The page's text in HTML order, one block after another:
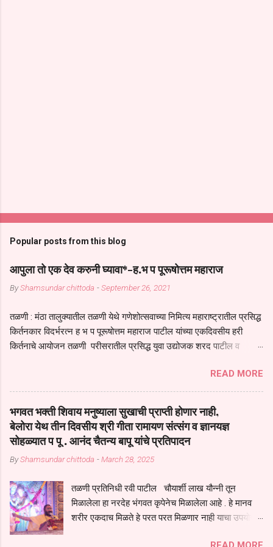
Popular posts from this blog
आपुला तो एक देव करुनी घ्यावा*-ह.भ प पूरूषोत्तम महाराज
ByShamsundar chittoda -September 26, 2021
तळणी : मंठा तालुक्यातील तळणी येथे गणेशोत्सवाच्या निमित्य महाराष्ट्रातील प्रसिद्ध
किर्तनकार विदर्भरत्न ह भ प पूरूषोत्तम महाराज पाटील यांच्या एकदिवसीय हरी
किर्तनाचे आयोजन तळणी परीसरातील प्रसिद्ध युवा उद्योजक शरद पाटील व
तुकाराम महाराज यांच्या *आपुला तो एक देव करुनी घ्यावा* *तेणे विन जिवा सुख
नोहे* *येरती माईक दुःखाची जनीती* *नाही आदी अंती अवसान* या अभंगावर
सुंदर निरूपण केले सध्य स्थितीचा काळ हा मानव जातीच्या परीक्षेचा काळ आहे
धर्ममंडपात बसलेली लोक ही खरच भाग्यवान आहेत कोरोना सारख्या महामारीत आपंण
जिवंत आहोत या महामारीतून जर आपल्याला वाचायचे असेल तर धार्मीक विचाराचा
आधार आपल्याला घ्यावाच लागेल महामारीच्या काळात वारकरी सप्रदायच खूप मोठा
आधार आहे सध्य स्थितीत मानव जातीची मानसीक अवस्था सक्षम असणे गरजेचे आहे
सगळ्याना करून दीली आहे मनुष्याच्या आयुष्यातील नामसाधना ही त्याच्यासाठी खूप
मोठा आधार असते परतू आज काल तीच साधना करण्याचा आळस आ...
READ MORE
भगवत भक्ती शिवाय मनुष्याला सुखाची प्राप्ती होणार नाही,
बेलोरा येथ तीन दिवसीय श्री गीता रामायण संत्संग व ज्ञानयज्ञ
सोहळ्यात प पू . आनंद चैतन्य बापू यांचे प्रतिपादन
ByShamsundar chittoda -March 28, 2025
तळणी प्रतिनिधी रवी पाटील चौयार्शी लाख यौन्नी तून
मिळालेला हा नरदेह भंगवत कृपेनेच मिळालेला आहे . हे मानव
शरीर एकदाच मिळते हे परत परत मिळणार नाही याचा उपयोग